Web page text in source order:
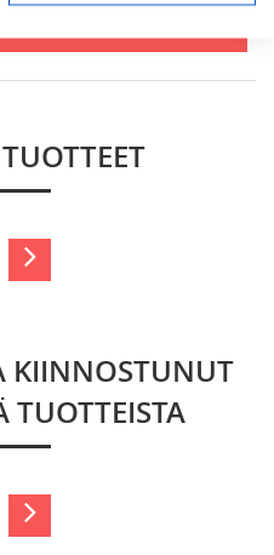
KIINNOSTUNUT
TUOTTEISTA